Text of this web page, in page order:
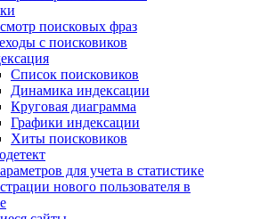
поисковых фраз
с поисковиков
Список поисковиков
Динамика индексации
Круговая диаграмма
Графики индексации
Хиты поисковиков
для учета в статистике
нового пользователя в